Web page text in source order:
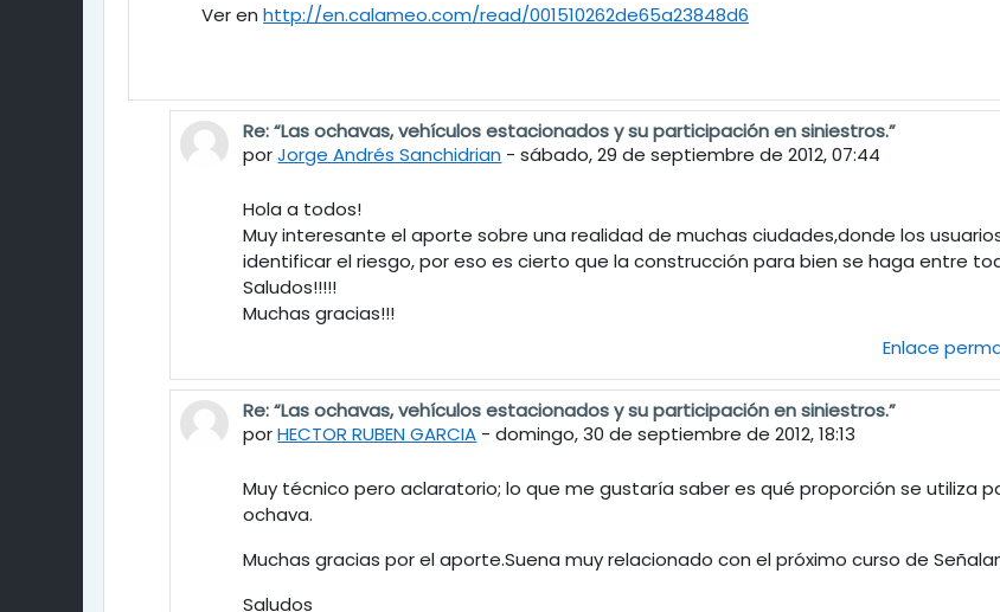
Ver en http://en.calameo.com/read/001510262de65a23848d6
En respuesta a Eduardo Bertotti
Re: “Las ochavas, vehículos estacionados y su participación en siniestros.”
porJorge Andrés Sanchidrian -sábado, 29 de septiembre de 2012, 07:44
Hola a todos!
Muy interesante el aporte sobre una realidad de muchas ciudades,donde los
identificar el riesgo, por eso es cierto que la construcción para bien se haga entre
Saludos!!!!!
Muchas gracias!!!
Enlace
En respuesta a Eduardo Bertotti
Re: “Las ochavas, vehículos estacionados y su participación en siniestros.”
porHECTOR RUBEN GARCIA -domingo, 30 de septiembre de 2012, 18:13
Muy técnico pero aclaratorio; lo que me gustaría saber es qué proporción se utiliza
ochava.
Muchas gracias por el aporte.Suena muy relacionado con el próximo curso de
Saludos